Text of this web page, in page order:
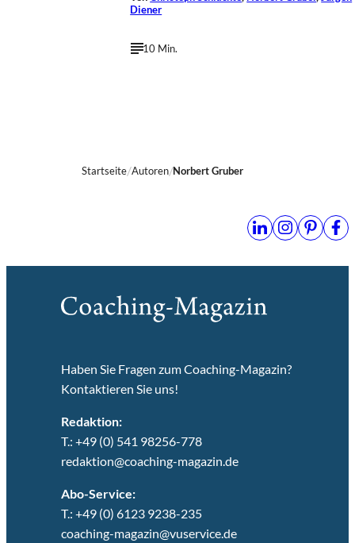
Diener
10 Min.
Startseite Autoren Norbert Gruber
Haben Sie Fragen zum Coaching-Magazin?
Kontaktieren Sie uns!
Redaktion:
T.: +49 (0) 541 98256-778
redaktion@coaching-magazin.de
Abo-Service:
T.: +49 (0) 6123 9238-235
coaching-magazin@vuservice.de